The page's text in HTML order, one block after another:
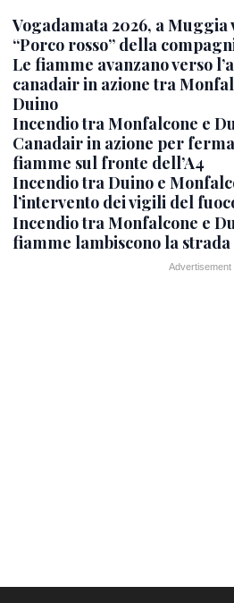
Vogadamata 2026, a Muggia
“Porco rosso” della
Le fiamme avanzano verso
canadair in azione tra
Duino
Incendio tra Monfalcone e
Canadair in azione per
fiamme sul fronte dell’A4
Incendio tra Duino e
l’intervento dei vigili del
Incendio tra Monfalcone e
fiamme lambiscono la strada